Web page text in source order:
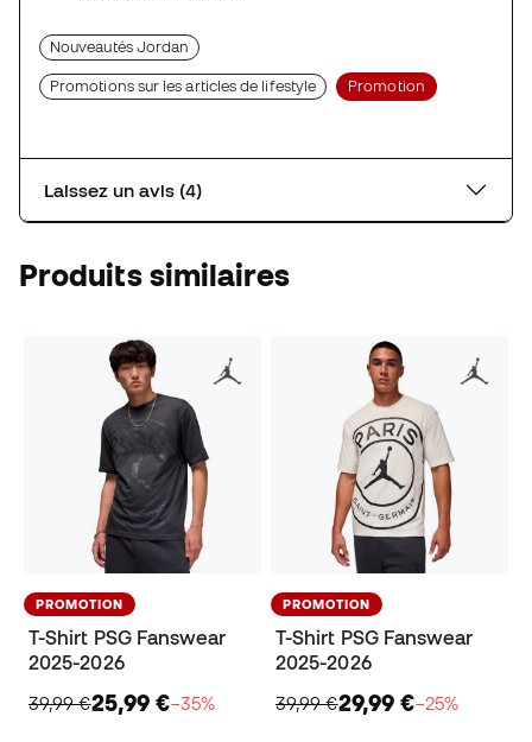
Nouveautés Jordan
Promotions sur les articles de lifestyle Promotion
Laissez un avis (4)
Produits similaires
PROMOTION
T-Shirt PSG Fanswear
2025-2026
39,99 €25,99 €−35%
PROMOTION
T-Shirt PSG Fanswear
2025-2026
39,99 €29,99 €−25%